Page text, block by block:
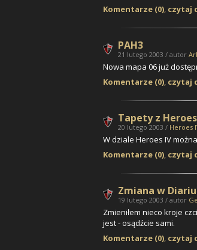
Komentarze (0), czytaj
PAH3
21 lutego 2003 / autor
Nowa mapa 06 już
Komentarze (0), czytaj
Tapety z
20 lutego 2003 / Heroes
W dziale Heroes IV
Komentarze (0), czytaj
Zmiana w
19 lutego 2003 / autor
Zmieniłem nieco kroje
jest - osądźcie sami.
Komentarze (0), czytaj